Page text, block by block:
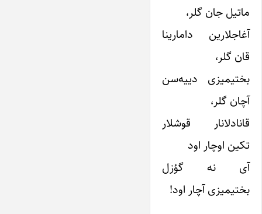
ماتیل جان گلر،
آغاجلارین دامارینا
قان گلر،
بختیمیزی دییه‌سن
آچان گلر،
قانادلانار قوشلار
تکین اوچار اود
آی نه گؤزل
بختیمیزی آچار اود!